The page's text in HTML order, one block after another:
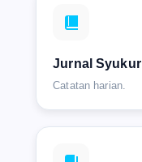
Jurnal Syukur
Catatan harian.